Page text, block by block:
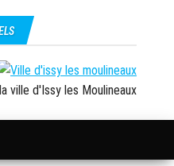
ville d'Issy les Moulineaux